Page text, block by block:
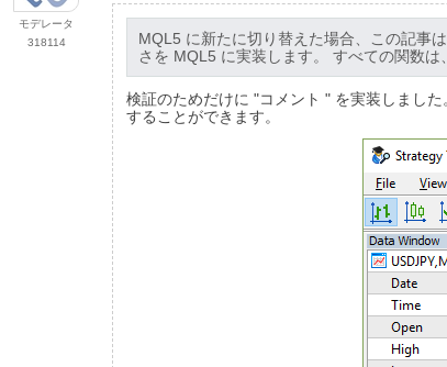
モデレータ
318114
MQL5 に新たに切り替えた場合、この記事
さを MQL5 に実装します。 すべての関数
検証のためだけに "コメント " を実装しまし
することができます。